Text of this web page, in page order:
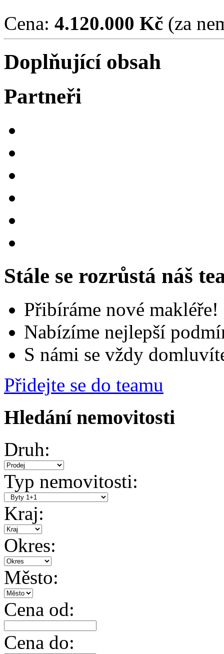
Cena: 4.120.000 Kč (za
Doplňující obsah
Partneři
Stále se rozrůstá náš
Přibíráme nové makléře!
Nabízíme nejlepší
S námi se vždy
Přidejte se do teamu
Hledání nemovitosti
Druh:
Typ nemovitosti:
Kraj:
Okres:
Město:
Cena od:
Cena do: